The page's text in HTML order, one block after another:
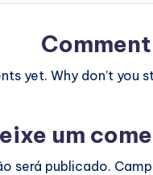
yet. Why don’t you
um
será publicado.